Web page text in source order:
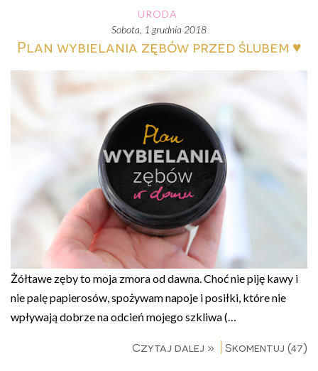
URODA
sobota, 1 grudnia 2018
Plan wybielania zębów przed ślubem ♥
Żółtawe zęby to moja zmora od dawna. Choć nie piję kawy i
nie palę papierosów, spożywam napoje i posiłki, które nie
wpływają dobrze na odcień mojego szkliwa (…
Czytaj dalej » Skomentuj (47)